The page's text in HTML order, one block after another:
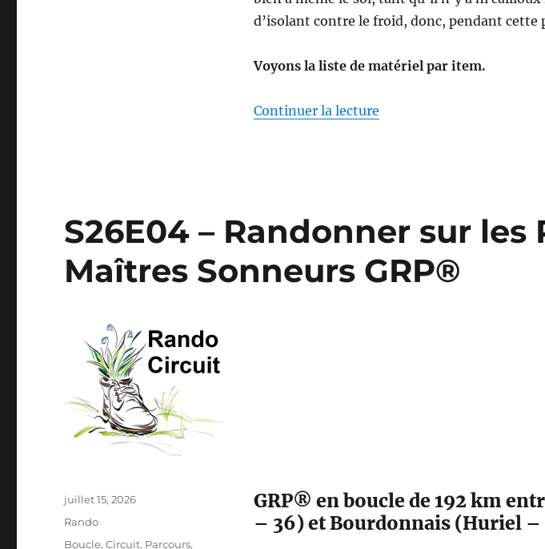
d’isolant contre le froid, donc, pendant cette
Voyons la liste de matériel par item.
Continuer la lecturede « Mon matériel pour la
S26E04 – Randonner sur les
Maîtres Sonneurs GRP®
GRP® en boucle de 192 km
– 36) et Bourdonnais (Huriel –
Publié
juillet 15, 2026
Catégories
Rando
Étiquettes
Boucle,Circuit, Parcours,